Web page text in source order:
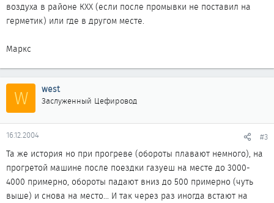
воздуха в районе КХХ (если после промывки не поставил на
герметик) или где в другом месте.
Маркс
W west
Заслуженный Цефировод
16.12.2004 #3
Та же история но при прогреве (обороты плавают немного), на
прогретой машине после поездки газуеш на месте до 3000-
4000 примерно, обороты падают вниз до 500 примерно (чуть
выше) и снова на место... И так через раз иногда встают на